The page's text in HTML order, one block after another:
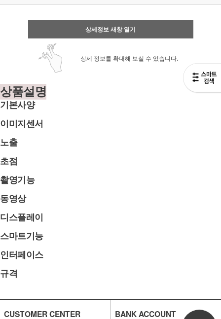
상세정보 새창 열기
상세 정보를 확대해 보실 수 있습니다.
상품설명
기본사양
이미지센서
노출
초점
촬영기능
동영상
디스플레이
스마트기능
인터페이스
규격
CUSTOMER CENTER BANK ACCOUNT